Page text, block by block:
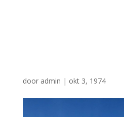
door admin | okt 3, 1974